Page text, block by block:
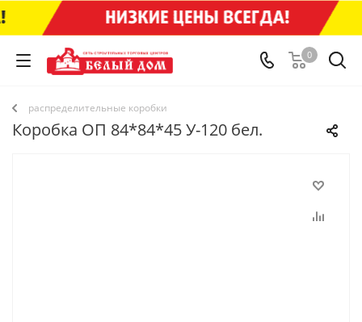
0
распределительные коробки
Коробка ОП 84*84*45 У-120 бел.